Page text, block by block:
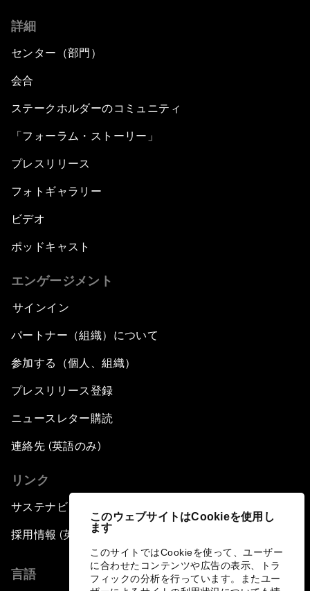
このウェブサイトはCookieを使用し
ます
このサイトではCookieを使って、ユーザー
に合わせたコンテンツや広告の表示、トラ
フィックの分析を行っています。またユー
詳細
センター（部門）
会合
ステークホルダーのコミュニティ
「フォーラム・ストーリー」
プレスリリース
フォトギャラリー
ビデオ
ポッドキャスト
エンゲージメント
サインイン
パートナー（組織）について
参加する（個人、組織）
プレスリリース登録
ニュースレター購読
連絡先 (英語のみ)
リンク
サステナビリティへの取り組み
採用情報 (英語のみ)
言語